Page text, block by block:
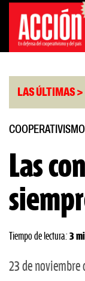
Saltar
contenido
LAS ÚLTIMAS >
la CGT al paro
COOPERATIVISMO
Las
Tiempo de lectura: 3
23 de noviembre